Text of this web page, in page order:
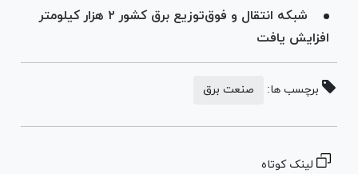
شبکه انتقال و فوق‌توزیع برق کشور ۲ هزار کیلومتر
افزایش یافت
برچسب ها: صنعت برق
لینک کوتاه